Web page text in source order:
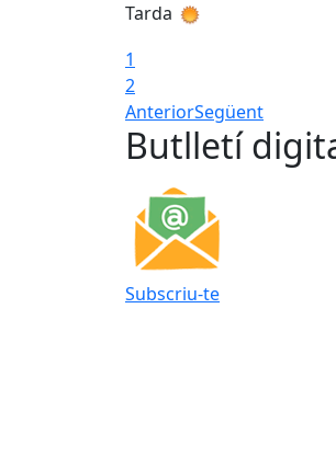
Tarda
1
2
AnteriorSegüent
Butlletí
Subscriu-te